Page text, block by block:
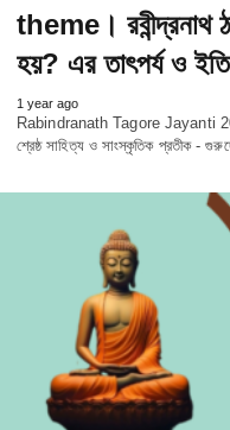
theme। রবীন্দ্রনাথ
হয়? এর তাৎপর্য ও
1 year ago
Rabindranath Tagore Jayanti
শ্রেষ্ঠ সাহিত্য ও সাংস্কৃতিক প্রতীক -